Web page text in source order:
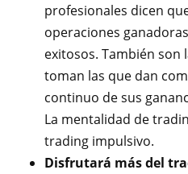
profesionales dicen
operaciones
exitosos. También son
toman las que dan
continuo de sus
La mentalidad de
trading impulsivo.
Disfrutará más del